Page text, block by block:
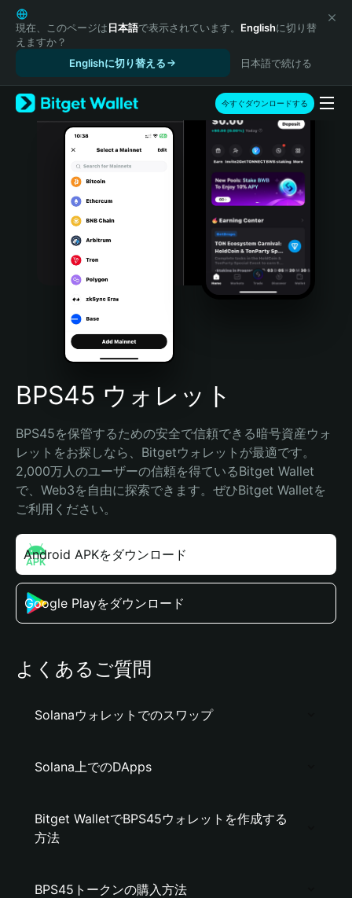
English
日本語
Tiếng Việt
Español (Latinoamérica)
Türkçe
Italiano
Português (Portugal)
Bahasa Indonesia
Português (Brasil)
Español (Argentina)
現在、このページは日本語で表示されています。 Englishに切り替
えますか？
Englishに切り替える
日本語で続ける
今すぐダウンロードする
BPS45 ウォレット
BPS45を保管するための安全で信頼できる暗号資産ウォ
レットをお探しなら、Bitgetウォレットが最適です。
2,000万人のユーザーの信頼を得ているBitget Wallet
で、Web3を自由に探索できます。ぜひBitget Walletを
ご利用ください。
Android APKをダウンロード
Google Playをダウンロード
よくあるご質問
Solanaウォレットでのスワップ
Solana上でのDApps
Bitget WalletでBPS45ウォレットを作成する
方法
BPS45トークンの購入方法